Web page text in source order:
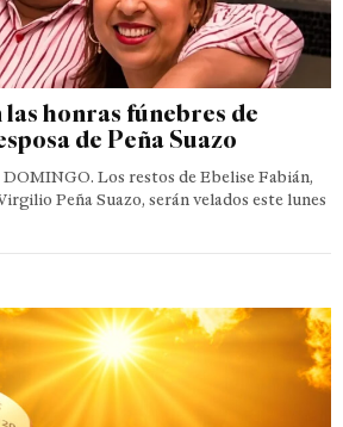
las honras fúnebres de
de Peña Suazo
Los restos de Ebelise Fabián,
Peña Suazo, serán velados este lunes